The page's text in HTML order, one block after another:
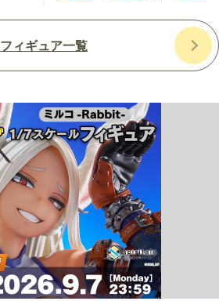
フィギュア一覧